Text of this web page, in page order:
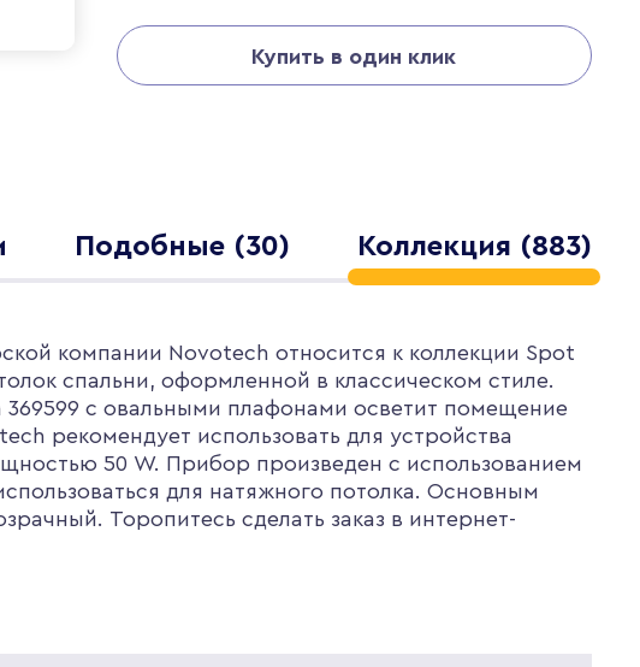
Купить в один клик
Подобные (30) Коллекция (883)
компании Novotech относится к коллекции Spot
спальни, оформленной в классическом стиле.
с овальными плафонами осветит помещение
рекомендует использовать для устройства
50 W. Прибор произведен с использованием
для натяжного потолка. Основным
Торопитесь сделать заказ в интернет-